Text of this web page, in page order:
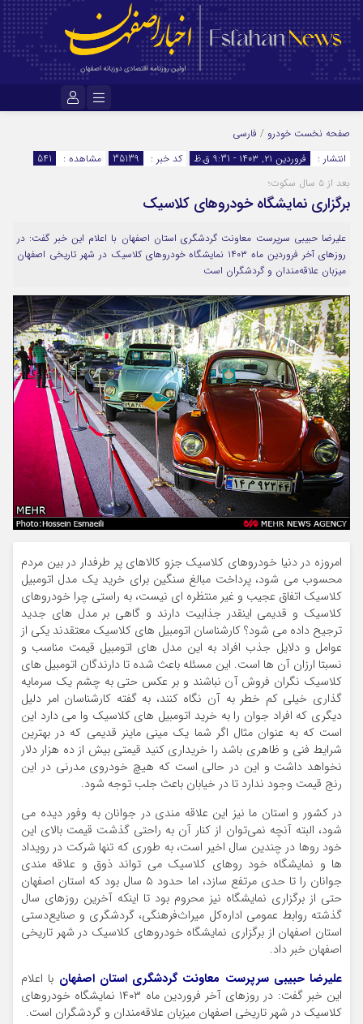
رمز عبور
مرا به خاطر بسپار
صفحه نخست خودرو / فارسی
انتشار :
فروردین ۲۱, ۱۴۰۳ - 9:31 ق.ظ کد خبر : 35139 مشاهده :
541
بعد از ۵ سال سکوت؛
برگزاری نمایشگاه خودروهای کلاسیک
علیرضا حبیبی سرپرست معاونت گردشگری استان اصفهان با اعلام این خبر گفت: در
روزهای آخر فروردین ماه ۱۴۰۳ نمایشگاه خودروهای کلاسیک در شهر تاریخی اصفهان
میزبان علاقه‌مندان و گردشگران است
امروزه در دنیا خودروهای کلاسیک جزو کالاهای پر طرفدار در بین مردم
محسوب می شود، پرداخت مبالغ سنگین برای خرید یک مدل اتومبیل
کلاسیک اتفاق عجیب و غیر منتظره ای نیست، به راستی چرا خودروهای
کلاسیک و قدیمی اینقدر جذابیت دارند و گاهی بر مدل های جدید
ترجیح داده می شود؟ کارشناسان اتومبیل های کلاسیک معتقدند یکی از
عوامل و دلایل جذب افراد به این مدل های اتومبیل قیمت مناسب و
نسبتا ارزان آن ها است. این مسئله باعث شده تا دارندگان اتومبیل های
کلاسیک نگران فروش آن نباشند و بر عکس حتی به چشم یک سرمایه
گذاری خیلی کم خطر به آن نگاه کنند، به گفته کارشناسان امر دلیل
دیگری که افراد جوان را به خرید اتومبیل های کلاسیک وا می دارد این
است که به عنوان مثال اگر شما یک مینی ماینر قدیمی که در بهترین
شرایط فنی و ظاهری باشد را خریداری کنید قیمتی بیش از ده هزار دلار
نخواهد داشت و این در حالی است که هیچ خودروی مدرنی در این
رنج قیمت وجود ندارد تا در خیابان باعث جلب توجه شود.
در کشور و استان ما نیز این علاقه مندی در جوانان به وفور دیده می
شود، البته آنچه نمی‌توان از کنار آن به راحتی گذشت قیمت بالای این
خود روها در چندین سال اخیر است، به طوری که تنها شرکت در رویداد
ها و نمایشگاه خود روهای کلاسیک می تواند ذوق و علاقه مندی
جوانان را تا حدی مرتفع سازد، اما حدود ۵ سال بود که استان اصفهان
حتی از برگزاری نمایشگاه نیز محروم بود تا اینکه آخرین روزهای سال
گذشته روابط عمومی اداره‌کل میراث‌فرهنگی، گردشگری و صنایع‌دستی
استان اصفهان از برگزاری نمایشگاه خودروهای کلاسیک در شهر تاریخی
اصفهان خبر داد.
علیرضا حبیبی سرپرست معاونت گردشگری استان اصفهان با اعلام
این خبر گفت: در روزهای آخر فروردین ماه ۱۴۰۳ نمایشگاه خودروهای
کلاسیک در شهر تاریخی اصفهان میزبان علاقه‌مندان و گردشگران است.